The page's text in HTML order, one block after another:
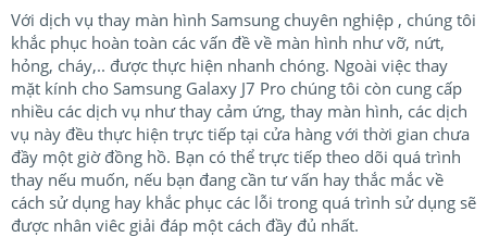
Với dịch vụ thay màn hình Samsung chuyên nghiệp , chúng tôi
khắc phục hoàn toàn các vấn đề về màn hình như vỡ, nứt,
hỏng, cháy,.. được thực hiện nhanh chóng. Ngoài việc thay
mặt kính cho Samsung Galaxy J7 Pro chúng tôi còn cung cấp
nhiều các dịch vụ như thay cảm ứng, thay màn hình, các dịch
vụ này đều thực hiện trực tiếp tại cửa hàng với thời gian chưa
đầy một giờ đồng hồ. Bạn có thể trực tiếp theo dõi quá trình
thay nếu muốn, nếu bạn đang cần tư vấn hay thắc mắc về
cách sử dụng hay khắc phục các lỗi trong quá trình sử dụng sẽ
được nhân viêc giải đáp một cách đầy đủ nhất.